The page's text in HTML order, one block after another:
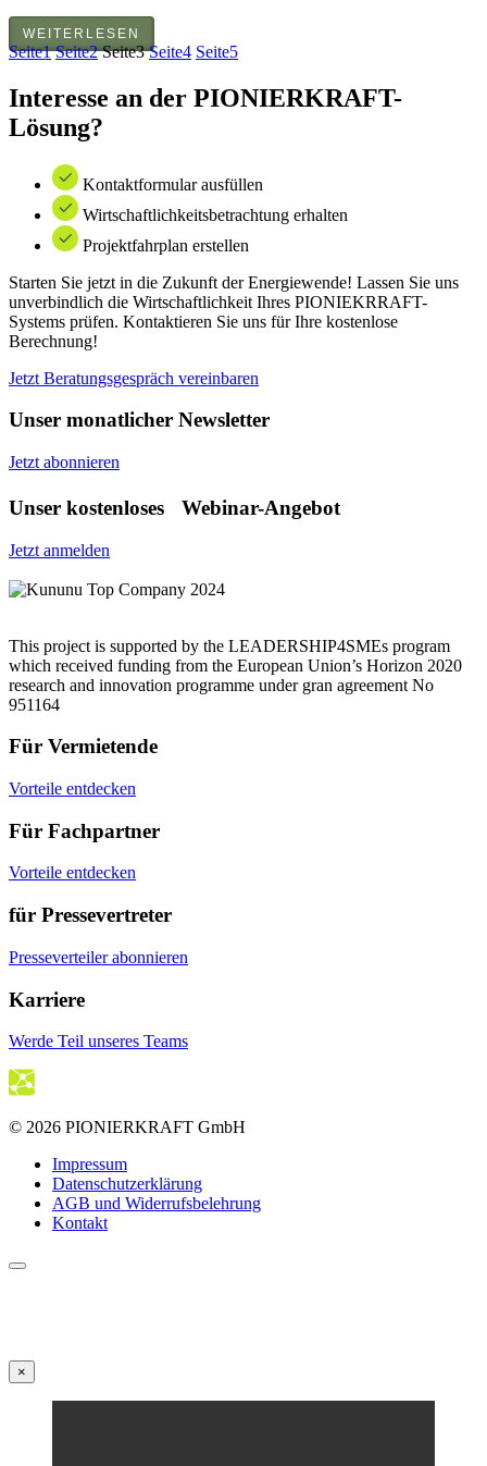
WEITERLESEN
Seite1 Seite2 Seite3 Seite4 Seite5
Interesse an der PIONIERKRAFT-
Lösung?
Kontaktformular ausfüllen
Wirtschaftlichkeitsbetrachtung erhalten
Projektfahrplan erstellen
Starten Sie jetzt in die Zukunft der Energiewende! Lassen Sie uns
unverbindlich die Wirtschaftlichkeit Ihres PIONIEKRRAFT-
Systems prüfen. Kontaktieren Sie uns für Ihre kostenlose
Berechnung!
Jetzt Beratungsgespräch vereinbaren
Unser monatlicher Newsletter
Jetzt abonnieren
Unser kostenloses Webinar-Angebot
Jetzt anmelden
This project is supported by the LEADERSHIP4SMEs program
which received funding from the European Union’s Horizon 2020
research and innovation programme under gran agreement No
951164
Für Vermietende
Vorteile entdecken
Für Fachpartner
Vorteile entdecken
für Pressevertreter
Presseverteiler abonnieren
Karriere
Werde Teil unseres Teams
© 2026 PIONIERKRAFT GmbH
Impressum
Datenschutzerklärung
AGB und Widerrufsbelehrung
Kontakt
×